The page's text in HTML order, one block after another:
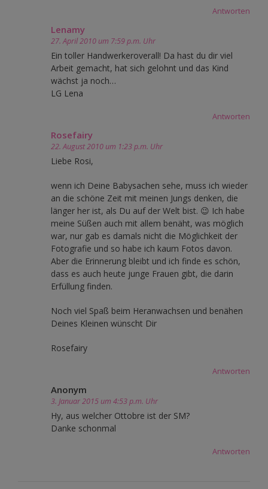
Antworten
Lenamy
27. April 2010 um 7:59 p.m. Uhr
Ein toller Handwerkeroverall! Da hast du dir viel
Arbeit gemacht, hat sich gelohnt und das Kind
wächst ja noch…
LG Lena
Antworten
Rosefairy
22. August 2010 um 1:23 p.m. Uhr
Liebe Rosi,
wenn ich Deine Babysachen sehe, muss ich wieder
an die schöne Zeit mit meinen Jungs denken, die
länger her ist, als Du auf der Welt bist. 😉 Ich habe
meine Süßen auch mit allem benäht, was möglich
war, nur gab es damals nicht die Möglichkeit der
Fotografie und so habe ich kaum Fotos davon.
Aber die Erinnerung bleibt und ich finde es schön,
dass es auch heute junge Frauen gibt, die darin
Erfüllung finden.
Noch viel Spaß beim Heranwachsen und benähen
Deines Kleinen wünscht Dir
Rosefairy
Antworten
Anonym
3. Januar 2015 um 4:53 p.m. Uhr
Hy, aus welcher Ottobre ist der SM?
Danke schonmal
Antworten